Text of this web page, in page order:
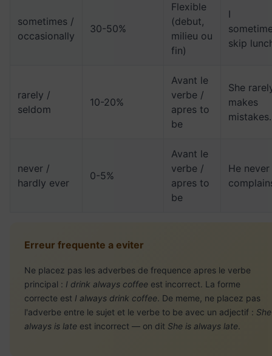
sometimes /
occasionally
30-50%
Flexible
(debut,
milieu ou
fin)
I
skip
rarely /
seldom
10-20%
Avant le
verbe /
apres to
be
She
makes
mistakes.
never /
hardly ever
0-5%
Avant le
verbe /
apres to
be
He never
Erreur frequente a eviter
Ne placez pas les adverbes de frequence apres le verbe
principal : I drink always coffee est incorrect. La forme
correcte est I always drink coffee. De meme, ne placez pas
l'adverbe entre le sujet et le verbe to be avec un adjectif : She
always is late est incorrect — on dit She is always late.